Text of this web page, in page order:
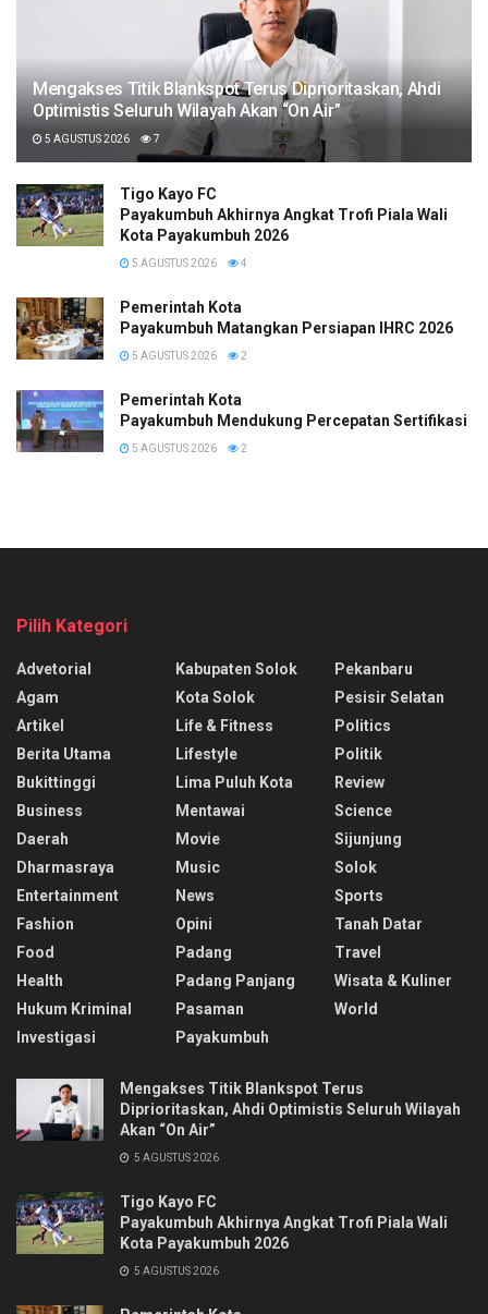
Mengakses Titik Blankspot Terus Diprioritaskan, Ahdi
Optimistis Seluruh Wilayah Akan “On Air”
5 AGUSTUS 2026 7
Tigo Kayo FC
Payakumbuh Akhirnya Angkat Trofi Piala Wali
Kota Payakumbuh 2026
5 AGUSTUS 2026 4
Pemerintah Kota
Payakumbuh Matangkan Persiapan IHRC 2026
5 AGUSTUS 2026 2
Pemerintah Kota
Payakumbuh Mendukung Percepatan Sertifikasi
5 AGUSTUS 2026 2
Pilih Kategori
Advetorial
Agam
Artikel
Berita Utama
Bukittinggi
Business
Daerah
Dharmasraya
Entertainment
Fashion
Food
Health
Hukum Kriminal
Investigasi
Kabupaten Solok
Kota Solok
Life & Fitness
Lifestyle
Lima Puluh Kota
Mentawai
Movie
Music
News
Opini
Padang
Padang Panjang
Pasaman
Payakumbuh
Pekanbaru
Pesisir Selatan
Politics
Politik
Review
Science
Sijunjung
Solok
Sports
Tanah Datar
Travel
Wisata & Kuliner
World
Mengakses Titik Blankspot Terus
Diprioritaskan, Ahdi Optimistis Seluruh Wilayah
Akan “On Air”
5 AGUSTUS 2026
Tigo Kayo FC
Payakumbuh Akhirnya Angkat Trofi Piala Wali
Kota Payakumbuh 2026
5 AGUSTUS 2026